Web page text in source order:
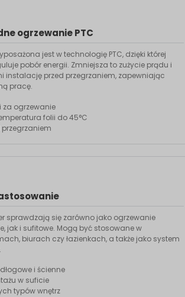
ogrzewanie PTC
jest w technologię PTC, dzięki której
pobór energii. Zmniejsza to zużycie prądu i
instalację przed przegrzaniem, zapewniając
pracę.
za ogrzewanie
folii do 45°C
sprawdzają się zarówno jako ogrzewanie
jak i sufitowe. Mogą być stosowane w
biurach czy łazienkach, a także jako system
i ścienne
w suficie
typów wnętrz